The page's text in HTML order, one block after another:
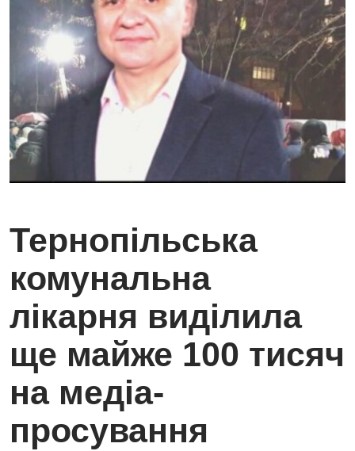
Тернопільська
комунальна
лікарня виділила
ще майже 100 тисяч
на медіа-
просування